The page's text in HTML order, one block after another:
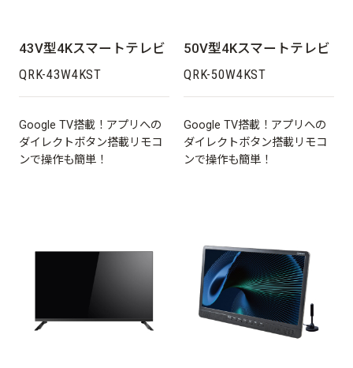
43V型4Kスマートテレビ
QRK-43W4KST
Google TV搭載！アプリへの
ダイレクトボタン搭載リモコ
ンで操作も簡単！
50V型4Kスマートテレビ
QRK-50W4KST
Google TV搭載！アプリへの
ダイレクトボタン搭載リモコ
ンで操作も簡単！